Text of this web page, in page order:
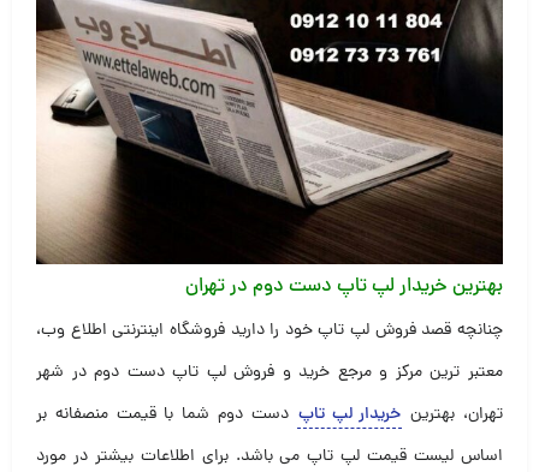
بهترین خریدار لپ تاپ دست دوم در تهران
چنانچه قصد فروش لپ تاپ خود را دارید فروشگاه اینترنتی اطلاع وب،
معتبر ترین مرکز و مرجع خرید و فروش لپ تاپ دست دوم در شهر
تهران، بهترین خریدار لپ تاپ دست دوم شما با قیمت منصفانه بر
اساس لیست قیمت لپ تاپ می باشد. برای اطلاعات بیشتر در مورد